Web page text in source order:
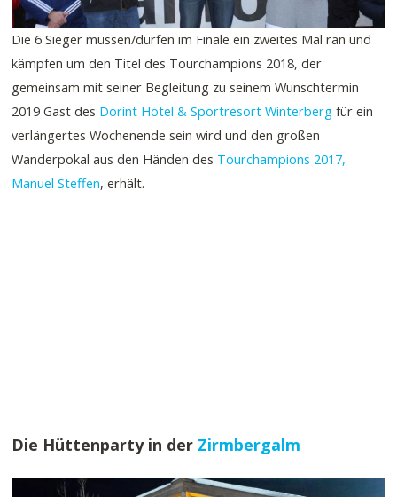
Die 6 Sieger müssen/dürfen im Finale ein zweites Mal ran und
kämpfen um den Titel des Tourchampions 2018, der
gemeinsam mit seiner Begleitung zu seinem Wunschtermin
2019 Gast des Dorint Hotel & Sportresort Winterberg für ein
verlängertes Wochenende sein wird und den großen
Wanderpokal aus den Händen des Tourchampions 2017,
Manuel Steffen, erhält.
Die Hüttenparty in der Zirmbergalm